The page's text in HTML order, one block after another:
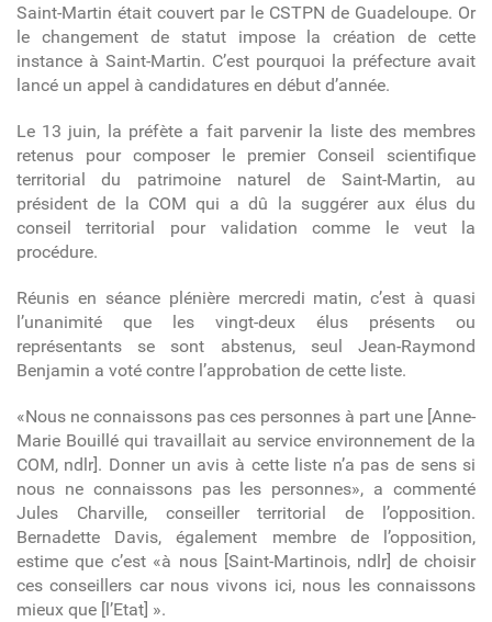
Saint-Martin était couvert par le CSTPN de Guadeloupe. Or
le changement de statut impose la création de cette
instance à Saint-Martin. C’est pourquoi la préfecture avait
lancé un appel à candidatures en début d’année.
Le 13 juin, la préfète a fait parvenir la liste des membres
retenus pour composer le premier Conseil scientifique
territorial du patrimoine naturel de Saint-Martin, au
président de la COM qui a dû la suggérer aux élus du
conseil territorial pour validation comme le veut la
procédure.
Réunis en séance plénière mercredi matin, c’est à quasi
l’unanimité que les vingt-deux élus présents ou
représentants se sont abstenus, seul Jean-Raymond
Benjamin a voté contre l’approbation de cette liste.
«Nous ne connaissons pas ces personnes à part une [Anne-
Marie Bouillé qui travaillait au service environnement de la
COM, ndlr]. Donner un avis à cette liste n’a pas de sens si
nous ne connaissons pas les personnes», a commenté
Jules Charville, conseiller territorial de l’opposition.
Bernadette Davis, également membre de l’opposition,
estime que c’est «à nous [Saint-Martinois, ndlr] de choisir
ces conseillers car nous vivons ici, nous les connaissons
mieux que [l’Etat] ».